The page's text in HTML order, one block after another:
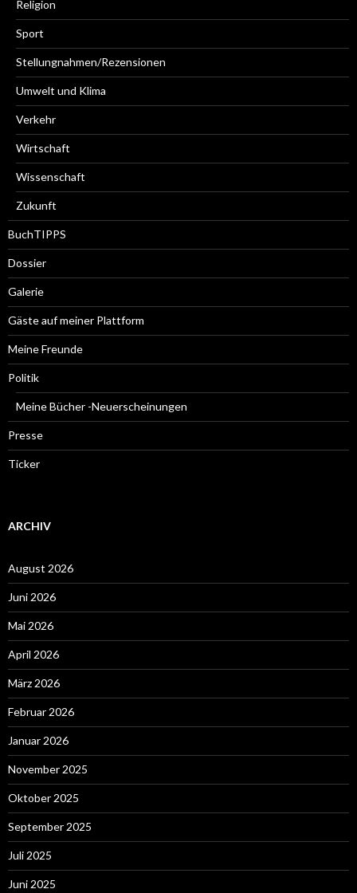
Religion
Sport
Stellungnahmen/Rezensionen
Umwelt und Klima
Verkehr
Wirtschaft
Wissenschaft
Zukunft
BuchTIPPS
Dossier
Galerie
Gäste auf meiner Plattform
Meine Freunde
Politik
Meine Bücher -Neuerscheinungen
Presse
Ticker
ARCHIV
August 2026
Juni 2026
Mai 2026
April 2026
März 2026
Februar 2026
Januar 2026
November 2025
Oktober 2025
September 2025
Juli 2025
Juni 2025